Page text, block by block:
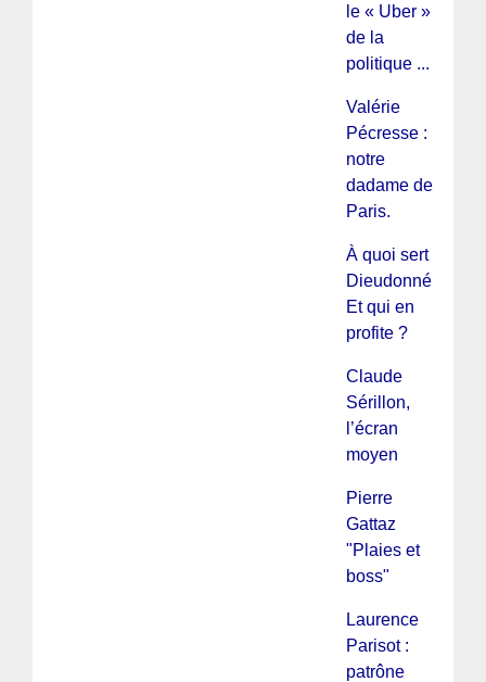
le « Uber »
de la
politique ...
Valérie
Pécresse :
notre
dadame de
Paris.
À quoi sert
Dieudonné ?
Et qui en
profite ?
Claude
Sérillon,
l’écran
moyen
Pierre
Gattaz
"Plaies et
boss"
Laurence
Parisot :
patrône